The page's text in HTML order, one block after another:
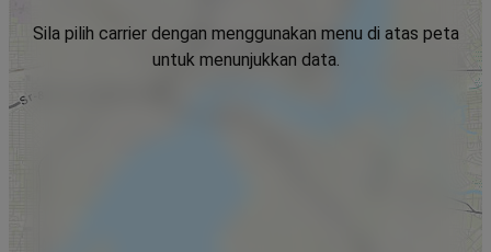
Sila pilih carrier dengan menggunakan menu di atas peta
untuk menunjukkan data.